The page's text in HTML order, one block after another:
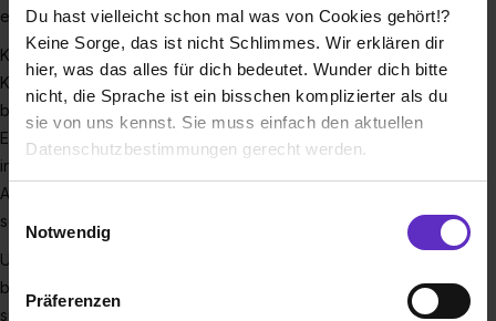
Du hast vielleicht schon mal was von Cookies gehört!?
Keine Sorge, das ist nicht Schlimmes. Wir erklären dir
hier, was das alles für dich bedeutet. Wunder dich bitte
nicht, die Sprache ist ein bisschen komplizierter als du
sie von uns kennst. Sie muss einfach den aktuellen
Datenschutzbestimmungen gerecht werden.
Benutzung der Webseite getroffenen Einstellungen zu
Notwendig
Präferenzen
einem der weltweit führenden Anbieter von Edelstahlrohren.
Konkret heißt das: Wir produzieren auf die Wünsche der
Kunden angepasste Produkte von Abgasanlagen fürs Auto
bis hin zu ganzen Baugruppen für die Anwendung in der
Elektroindustrie. Deshalb verstehen wir uns als Entwickler
individueller Lösungen für unsere Kunden, die aus der
Automobil-, Sanitär-, Luft- und Raumfahrtindustrie stammen,
sowie aus dem Maschinen- und Apparatebau.
Unser Firmensitz ist in Menden, im Sauerland. Wir
beschäftigen rund 190 Mitarbeiter und Mitarbeiterinnen. Jetzt
suchen wir dich für deine Ausbildung in unserem